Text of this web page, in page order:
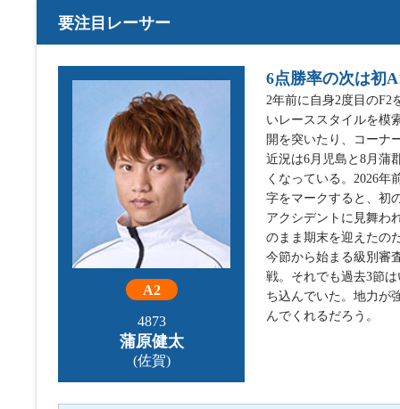
要注目レーサー
A2
4873
蒲原健太
(佐賀)
6点勝率の次は初
2年前に自身2度目のF2
いレーススタイルを模
開を突いたり、コーナ
近況は6月児島と8月蒲
くなっている。2026年
字をマークすると、初
アクシデントに見舞わ
のまま期末を迎えたの
今節から始まる級別審
戦。それでも過去3節
ち込んでいた。地力が
んでくれるだろう。